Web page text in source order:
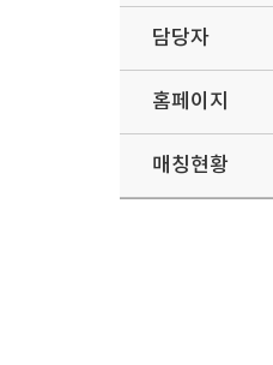
담당자
홈페이지
매칭현황